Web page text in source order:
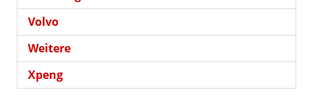
Volvo
Weitere
Xpeng